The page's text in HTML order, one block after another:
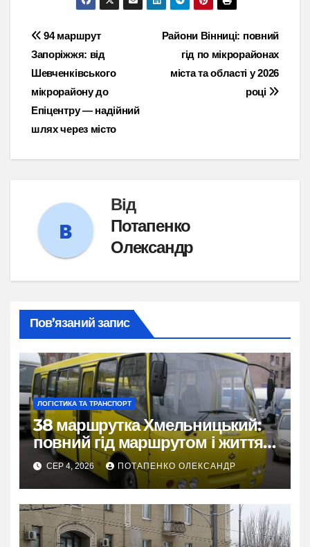
Навігація
записів
Райони Вінниці: повний
гід по мікрорайонах
міста та області у 2026
році
94 маршрут
Запоріжжя: від
Шевченківського
мікрорайону до
Епіцентру — надійний
шлях через місто
Від
Потапенко
Олександр
Пов’язаний запис
ЛОГІСТИКА ТА ТРАНСПОРТ
38 маршрутка Хмельницький:
повний гід маршрутом і життям
міста
СЕР 4, 2026 ПОТАПЕНКО ОЛЕКСАНДР